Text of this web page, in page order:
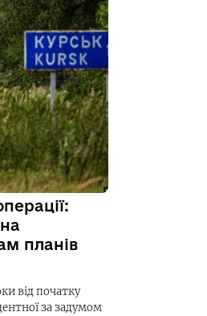
планів
від початку
за задумом